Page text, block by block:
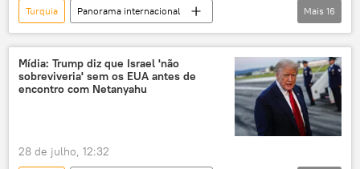
Turquia
Panorama internacional
Recep Tayyip Erdogan
Pedro Paulo Rezende
Donald Trump
Ancara
Estados Unidos
OTAN
Embraer
EUA
caças
Mais 16
Mídia: Trump diz que Israel 'não
sobreviveria' sem os EUA antes de
encontro com Netanyahu
28 de julho, 12:32